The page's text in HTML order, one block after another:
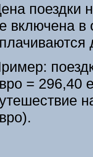
поездки
включена в
= 296,40